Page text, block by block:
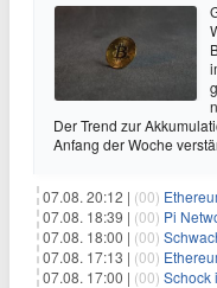
Der Trend zur
Anfang der Woche
07.08. 20:12 | (00) Ethereum auf
07.08. 18:39 | (00) Pi Network
07.08. 18:00 | (00) Schwacher
07.08. 17:13 | (00) Ethereum-
07.08. 17:00 | (00) Schock im